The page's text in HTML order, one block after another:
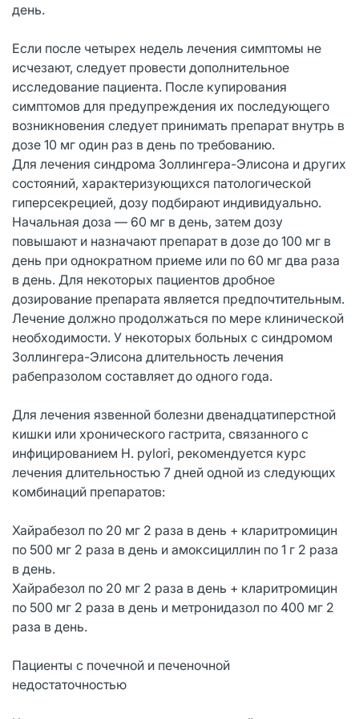
день.
Если после четырех недель лечения симптомы не
исчезают, следует провести дополнительное
исследование пациента. После купирования
симптомов для предупреждения их последующего
возникновения следует принимать препарат внутрь в
дозе 10 мг один раз в день по требованию.
Для лечения синдрома Золлингера-Элисона и других
состояний, характеризующихся патологической
гиперсекрецией, дозу подбирают индивидуально.
Начальная доза — 60 мг в день, затем дозу
повышают и назначают препарат в дозе до 100 мг в
день при однократном приеме или по 60 мг два раза
в день. Для некоторых пациентов дробное
дозирование препарата является предпочтительным.
Лечение должно продолжаться по мере клинической
необходимости. У некоторых больных с синдромом
Золлингера-Элисона длительность лечения
рабепразолом составляет до одного года.
Для лечения язвенной болезни двенадцатиперстной
кишки или хронического гастрита, связанного с
инфицированием H. pylori, рекомендуется курс
лечения длительностью 7 дней одной из следующих
комбинаций препаратов:
Хайрабезол по 20 мг 2 раза в день + кларитромицин
по 500 мг 2 раза в день и амоксициллин по 1 г 2 раза
в день.
Хайрабезол по 20 мг 2 раза в день + кларитромицин
по 500 мг 2 раза в день и метронидазол по 400 мг 2
раза в день.
Пациенты с почечной и печеночной
недостаточностью